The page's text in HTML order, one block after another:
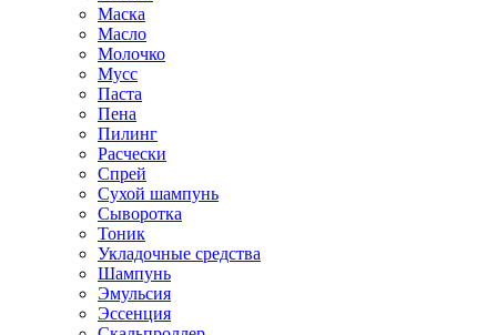
Маска
Масло
Молочко
Мусс
Паста
Пена
Пилинг
Расчески
Спрей
Сухой шампунь
Сыворотка
Тоник
Укладочные средства
Шампунь
Эмульсия
Эссенция